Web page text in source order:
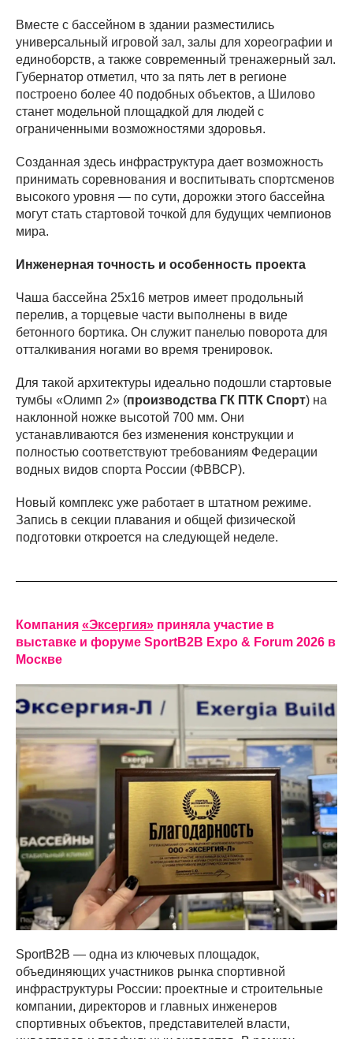
Вместе с бассейном в здании разместились
универсальный игровой зал, залы для хореографии и
единоборств, а также современный тренажерный зал.
Губернатор отметил, что за пять лет в регионе
построено более 40 подобных объектов, а Шилово
станет модельной площадкой для людей с
ограниченными возможностями здоровья.
Созданная здесь инфраструктура дает возможность
принимать соревнования и воспитывать спортсменов
высокого уровня — по сути, дорожки этого бассейна
могут стать стартовой точкой для будущих чемпионов
мира.
Инженерная точность и особенность проекта
Чаша бассейна 25х16 метров имеет продольный
перелив, а торцевые части выполнены в виде
бетонного бортика. Он служит панелью поворота для
отталкивания ногами во время тренировок.
Для такой архитектуры идеально подошли стартовые
тумбы «Олимп 2» (производства ГК ПТК Спорт) на
наклонной ножке высотой 700 мм. Они
устанавливаются без изменения конструкции и
полностью соответствуют требованиям Федерации
водных видов спорта России (ФВВСР).
Новый комплекс уже работает в штатном режиме.
Запись в секции плавания и общей физической
подготовки откроется на следующей неделе.
Компания «Эксергия» приняла участие в
выставке и форуме SportB2B Expo & Forum 2026 в
Москве
SportB2B — одна из ключевых площадок,
объединяющих участников рынка спортивной
инфраструктуры России: проектные и строительные
компании, директоров и главных инженеров
спортивных объектов, представителей власти,